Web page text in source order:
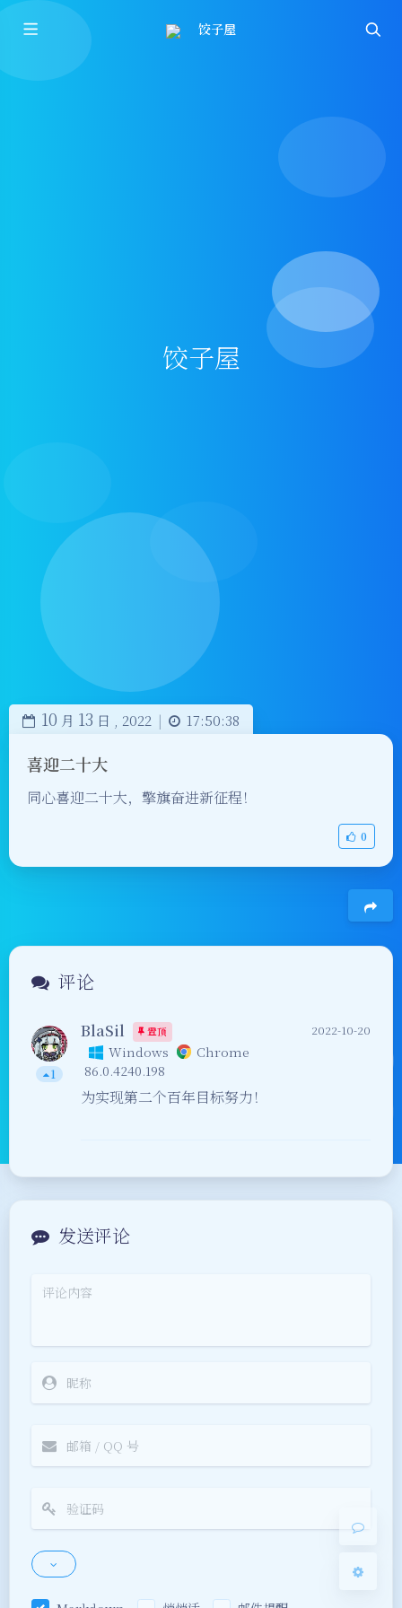
饺子屋
饺子屋
Sans Serif Serif
10 月 13 日 , 2022 | 17:50:38
喜迎二十大
同心喜迎二十大，擎旗奋进新征程！
0
豆
评论
1
BlaSil 置顶
Windows
Chrome
86.0.4240.198
2022-10-20
为实现第二个百年目标努力！
发送评论